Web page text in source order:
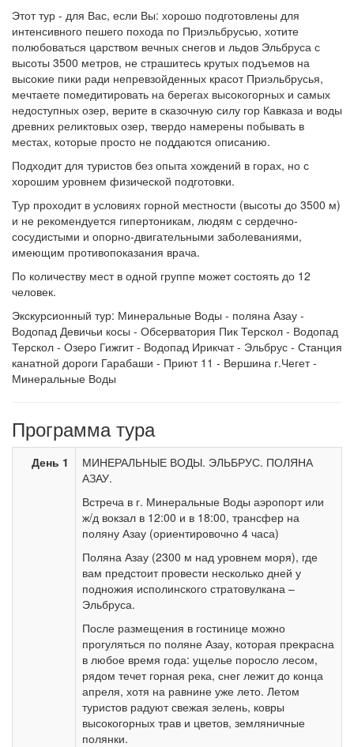
Этот тур - для Вас, если Вы: хорошо подготовлены для
интенсивного пешего похода по Приэльбрусью, хотите
полюбоваться царством вечных снегов и льдов Эльбруса с
высоты 3500 метров, не страшитесь крутых подъемов на
высокие пики ради непревзойденных красот Приэльбрусья,
мечтаете помедитировать на берегах высокогорных и самых
недоступных озер, верите в сказочную силу гор Кавказа и воды
древних реликтовых озер, твердо намерены побывать в
местах, которые просто не поддаются описанию.
Подходит для туристов без опыта хождений в горах, но с
хорошим уровнем физической подготовки.
Тур проходит в условиях горной местности (высоты до 3500 м)
и не рекомендуется гипертоникам, людям с сердечно-
сосудистыми и опорно-двигательными заболеваниями,
имеющим противопоказания врача.
По количеству мест в одной группе может состоять до 12
человек.
Экскурсионный тур: Минеральные Воды - поляна Азау -
Водопад Девичьи косы - Обсерватория Пик Терскол - Водопад
Терскол - Озеро Гижгит - Водопад Ирикчат - Эльбрус - Станция
канатной дороги Гарабаши - Приют 11 - Вершина г.Чегет -
Минеральные Воды
Программа тура
День 1
МИНЕРАЛЬНЫЕ ВОДЫ. ЭЛЬБРУС. ПОЛЯНА
АЗАУ.
Встреча в г. Минеральные Воды аэропорт или
ж/д вокзал в 12:00 и в 18:00, трансфер на
поляну Азау (ориентировочно 4 часа)
Поляна Азау (2300 м над уровнем моря), где
вам предстоит провести несколько дней у
подножия исполинского стратовулкана –
Эльбруса.
После размещения в гостинице можно
прогуляться по поляне Азау, которая прекрасна
в любое время года: ущелье поросло лесом,
рядом течет горная река, снег лежит до конца
апреля, хотя на равнине уже лето. Летом
туристов радуют свежая зелень, ковры
высокогорных трав и цветов, земляничные
полянки.